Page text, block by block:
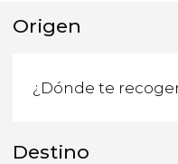
Origen
Destino